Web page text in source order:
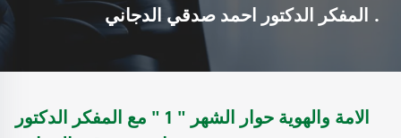
المفكر الدكتور احمد صدقي الدجاني .
الامة والهوية حوار الشهر " 1 " مع المفكر الدكتور